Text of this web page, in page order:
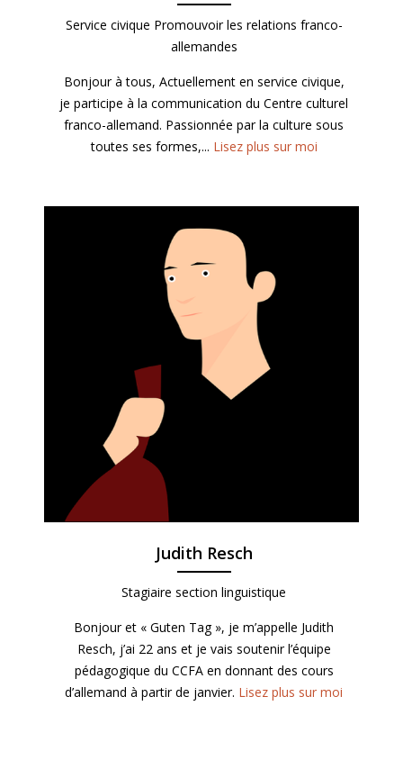
Service civique Promouvoir les relations franco-
allemandes
Bonjour à tous, Actuellement en service civique,
je participe à la communication du Centre culturel
franco-allemand. Passionnée par la culture sous
toutes ses formes,... Lisez plus sur moi
Judith Resch
Stagiaire section linguistique
Bonjour et « Guten Tag », je m’appelle Judith
Resch, j’ai 22 ans et je vais soutenir l’équipe
pédagogique du CCFA en donnant des cours
d’allemand à partir de janvier. Lisez plus sur moi